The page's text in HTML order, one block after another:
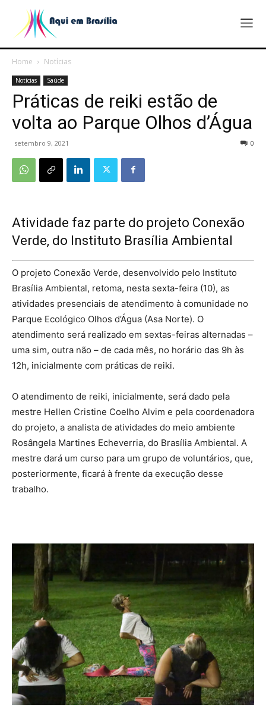
Home Notícias
Notícias Saúde
Práticas de reiki estão de
volta ao Parque Olhos d’Água
setembro 9, 2021 0
Atividade faz parte do projeto Conexão
Verde, do Instituto Brasília Ambiental
O projeto Conexão Verde, desenvolvido pelo Instituto
Brasília Ambiental, retoma, nesta sexta-feira (10), as
atividades presenciais de atendimento à comunidade no
Parque Ecológico Olhos d’Água (Asa Norte). O
atendimento será realizado em sextas-feiras alternadas –
uma sim, outra não – de cada mês, no horário das 9h às
12h, inicialmente com práticas de reiki.
O atendimento de reiki, inicialmente, será dado pela
mestre Hellen Cristine Coelho Alvim e pela coordenadora
do projeto, a analista de atividades do meio ambiente
Rosângela Martines Echeverria, do Brasília Ambiental. A
mestre dará um curso para um grupo de voluntários, que,
posteriormente, ficará à frente da execução desse
trabalho.